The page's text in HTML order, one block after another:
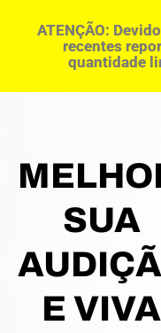
ATENÇÃO:
recentes
quantidade
SUA
E VIVA